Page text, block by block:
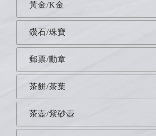
黃金/K金
鑽石/珠寶
郵票/勳章
茶餅/茶葉
茶壺/紫砂壺